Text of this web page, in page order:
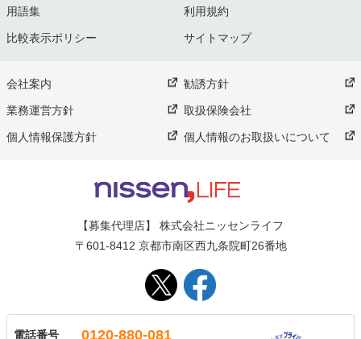
用語集 利用規約
比較表示ポリシー サイトマップ
会社案内 勧誘方針
業務運営方針 取扱保険会社
個人情報保護方針 個人情報のお取扱いについて
【募集代理店】 株式会社ニッセンライフ
〒601-8412 京都市南区西九条院町26番地
電話番号 0120-880-081